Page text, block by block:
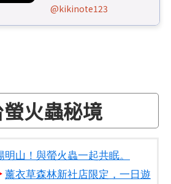
@kikinote123
火蟲秘境
明山！與螢火蟲一起共眠。
薰衣草森林新社店限定，一日遊